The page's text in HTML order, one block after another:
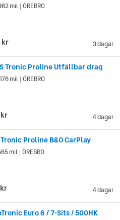
3 dagar
mil ÖREBRO
kr
Tronic Proline Utfällbar drag
4 dagar
mil ÖREBRO
Proline B&O CarPlay
4 dagar
mil ÖREBRO
Euro 6 / 7-Sits / 500HK